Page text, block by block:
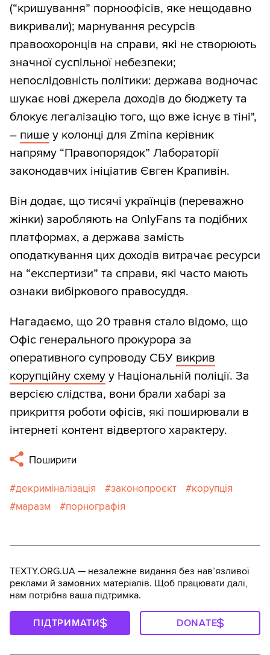
(“кришування” порноофісів, яке нещодавно
викривали); марнування ресурсів
правоохоронців на справи, які не створюють
значної суспільної небезпеки;
непослідовність політики: держава водночас
шукає нові джерела доходів до бюджету та
блокує легалізацію того, що вже існує в тіні",
– пише у колонці для Zmina керівник
напряму “Правопорядок” Лабораторії
законодавчих ініціатив Євген Крапивін.
Він додає, що тисячі українців (переважно
жінки) заробляють на OnlyFans та подібних
платформах, а держава замість
оподаткування цих доходів витрачає ресурси
на “експертизи” та справи, які часто мають
ознаки вибіркового правосуддя.
Нагадаємо, що 20 травня стало відомо, що
Офіс генерального прокурора за
оперативного супроводу СБУ викрив
корупційну схему у Національній поліції. За
версією слідства, вони брали хабарі за
прикриття роботи офісів, які поширювали в
інтернеті контент відвертого характеру.
Поширити
декриміналізація законопроєкт
корупція
маразм
порнографія
TEXTY.ORG.UA — незалежне видання без навʼязливої
реклами й замовних матеріалів. Щоб працювати далі,
нам потрібна ваша підтримка.
ПІДТРИМАТИ DONATE